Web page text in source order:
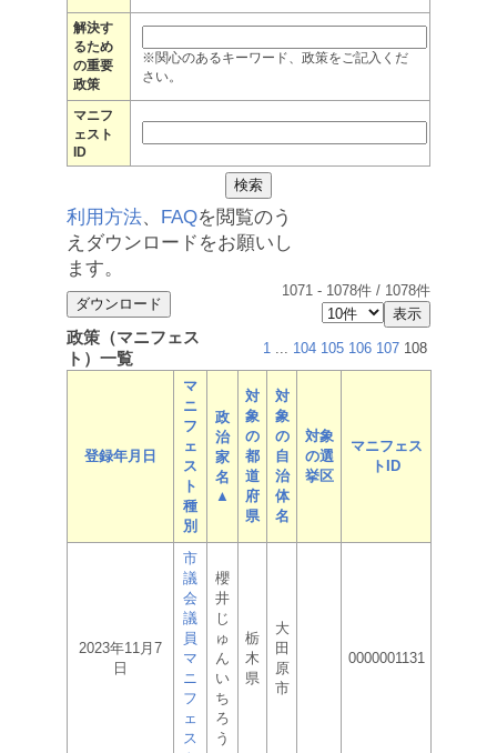
解決す
るため
の重要
政策
※関心のあるキーワード、政策をご記入くだ
さい。
マニフ
ェスト
ID
利用方法、 FAQを閲覧のう
えダウンロードをお願いし
ます。
1071 - 1078件 / 1078件
政策（マニフェス
ト）一覧
1 ... 104 105 106 107 108
登録年月日
マ
ニ
フ
ェ
ス
ト
種
別
政
治
家
名
▲
対
象
の
都
道
府
県
対
象
の
自
治
体
名
対象
の選
挙区
マニフェス
トID
2023年11月7
日
市
議
会
議
員
マ
ニ
フ
ェ
ス
櫻
井
じ
ゅ
ん
い
ち
ろ
う
栃
木
県
大
田
原
市
0000001131